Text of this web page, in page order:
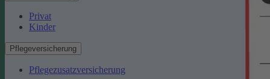
Privat
Kinder
Pflegeversicherung
Pflegezusatzversicherung